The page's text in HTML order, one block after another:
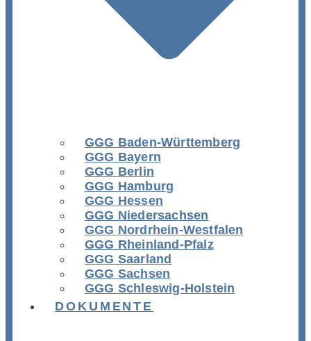
GGG Baden-Württemberg
GGG Bayern
GGG Berlin
GGG Hamburg
GGG Hessen
GGG Niedersachsen
GGG Nordrhein-Westfalen
GGG Rheinland-Pfalz
GGG Saarland
GGG Sachsen
GGG Schleswig-Holstein
DOKUMENTE